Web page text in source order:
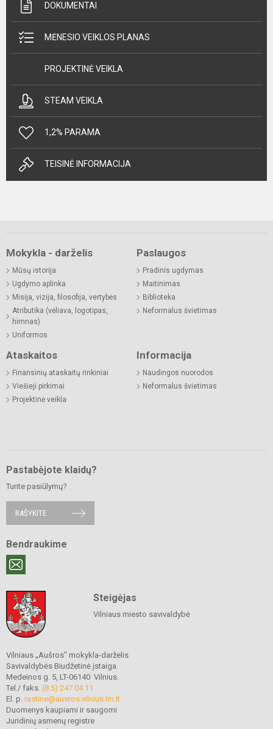
DOKUMENTAI
MĖNESIO VEIKLOS PLANAS
PROJEKTINĖ VEIKLA
STEAM VEIKLA
1,2% PARAMA
TEISINĖ INFORMACIJA
Mokykla - darželis
Mūsų istorija
Ugdymo aplinka
Misija, vizija, filosofija, vertybės
Atributika (vėliava, logotipas,
himnas)
Uniformos
Paslaugos
Pradinis ugdymas
Maitinimas
Biblioteka
Neformalus švietimas
Ataskaitos
Finansinių ataskaitų rinkiniai
Viešieji pirkimai
Projektinė veikla
Informacija
Naudingos nuorodos
Neformalus švietimas
Pastabėjote klaidų?
Turite pasiūlymų?
RAŠYKITE
Bendraukime
Steigėjas
Vilniaus miesto savivaldybė
Vilniaus „Aušros” mokykla-darželis
Savivaldybės Biudžetinė įstaiga.
Medeinos g. 5, LT-06140 Vilnius.
Tel./ faks. (8 5) 247 04 11
El. p. rastine@ausros.vilnius.lm.lt
Duomenys kaupiami ir saugomi
Juridinių asmenų registre